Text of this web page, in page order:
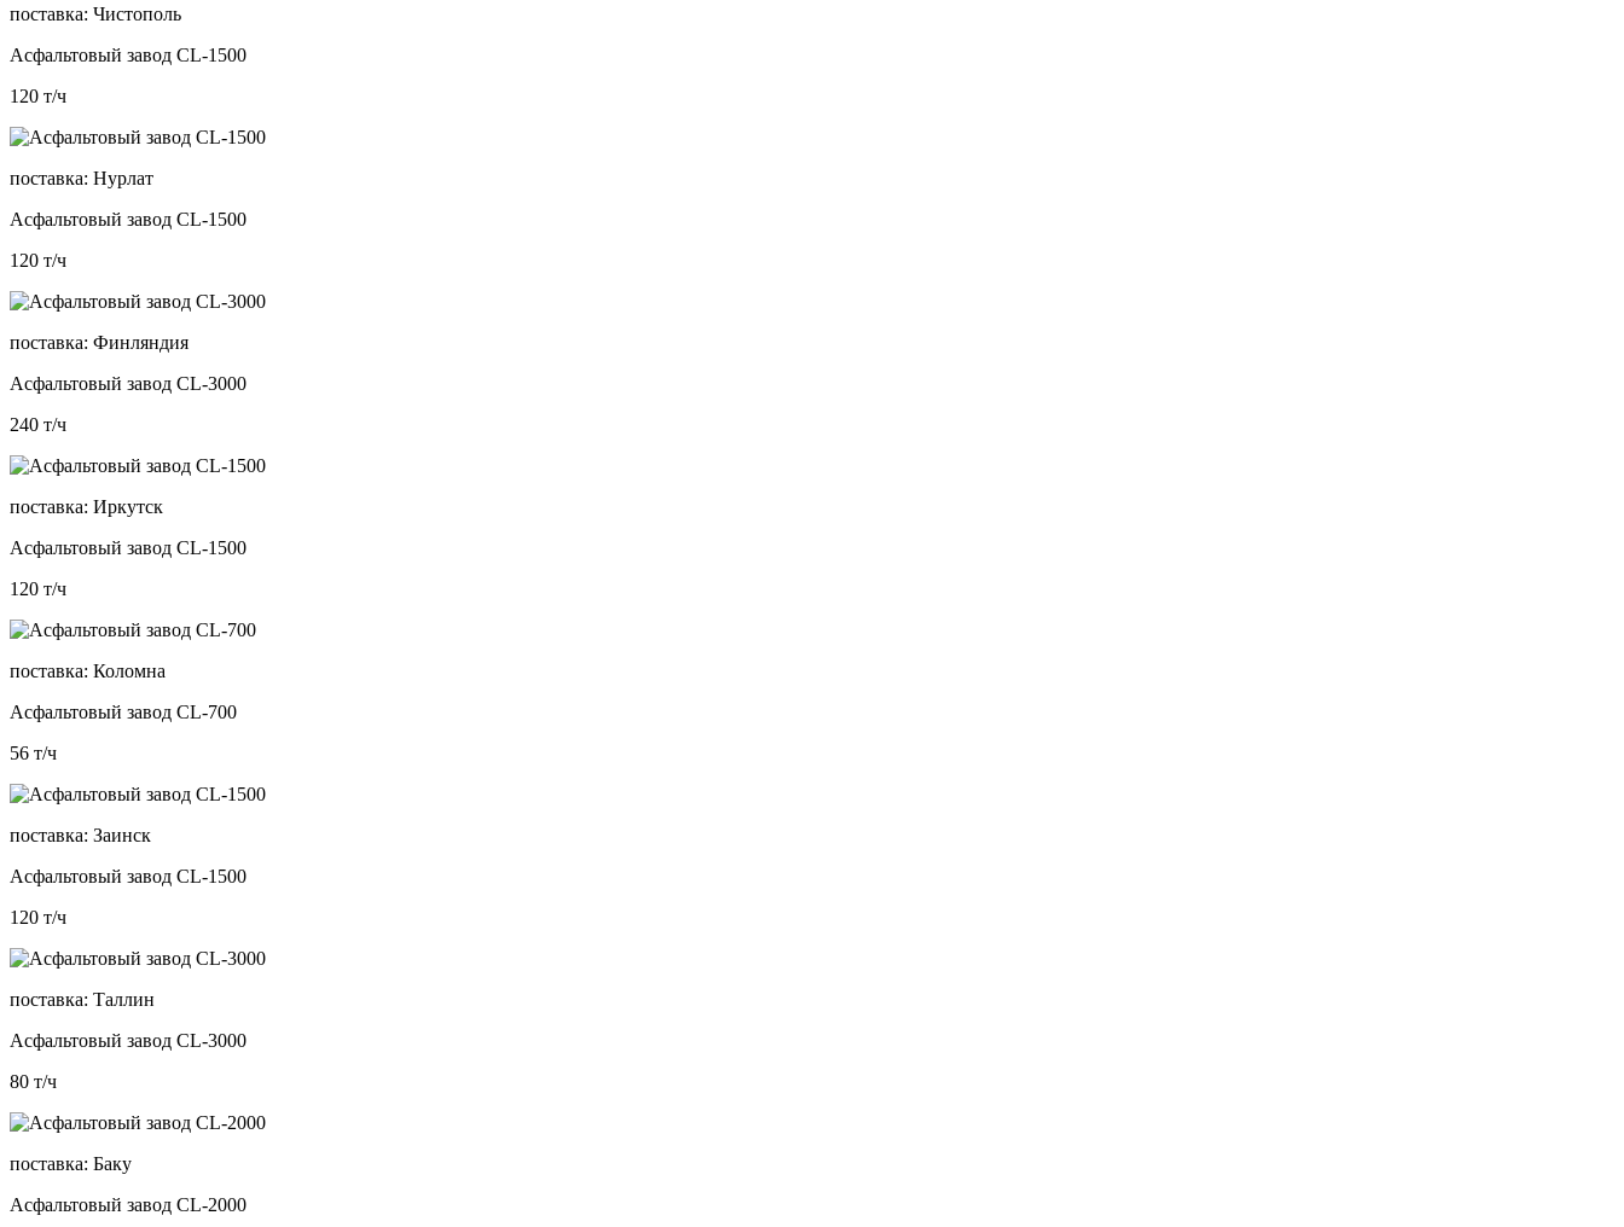
поставка: Чистополь
Асфальтовый завод CL-1500
120 т/ч
поставка: Нурлат
Асфальтовый завод CL-1500
120 т/ч
поставка: Финляндия
Асфальтовый завод CL-3000
240 т/ч
поставка: Иркутск
Асфальтовый завод CL-1500
120 т/ч
поставка: Коломна
Асфальтовый завод CL-700
56 т/ч
поставка: Заинск
Асфальтовый завод CL-1500
120 т/ч
поставка: Таллин
Асфальтовый завод CL-3000
80 т/ч
поставка: Баку
Асфальтовый завод CL-2000